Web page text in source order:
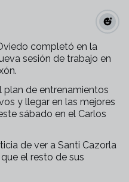
completó en la
sesión de trabajo en
plan de entrenamientos
y llegar en las mejores
sábado en el Carlos
de ver a Santi Cazorla
el resto de sus